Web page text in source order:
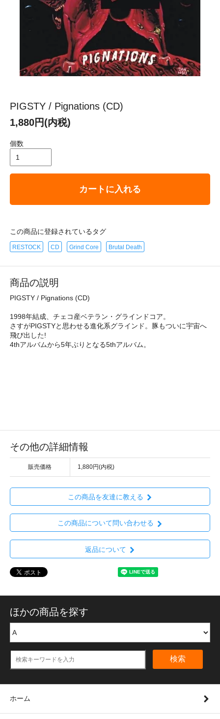
PIGSTY / Pignations (CD)
1,880円(内税)
個数
カートに入れる
この商品に登録されているタグ
RESTOCK CD Grind Core Brutal Death
商品の説明
PIGSTY / Pignations (CD)
1998年結成、チェコ産ベテラン・グラインドコア。
さすがPIGSTYと思わせる進化系グラインド。豚もついに宇宙へ
飛び出した!
4thアルバムから5年ぶりとなる5thアルバム。
その他の詳細情報
販売価格 1,880円(内税)
この商品を友達に教える
この商品について問い合わせる
返品について
ほかの商品を探す
検索
ホーム